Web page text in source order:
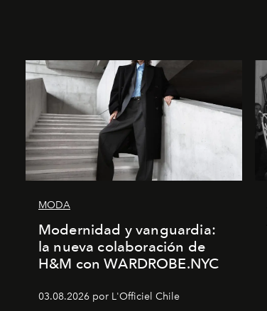
MODA
Modernidad y vanguardia:
la nueva colaboración de
H&M con WARDROBE.NYC
03.08.2026 por L'Officiel Chile